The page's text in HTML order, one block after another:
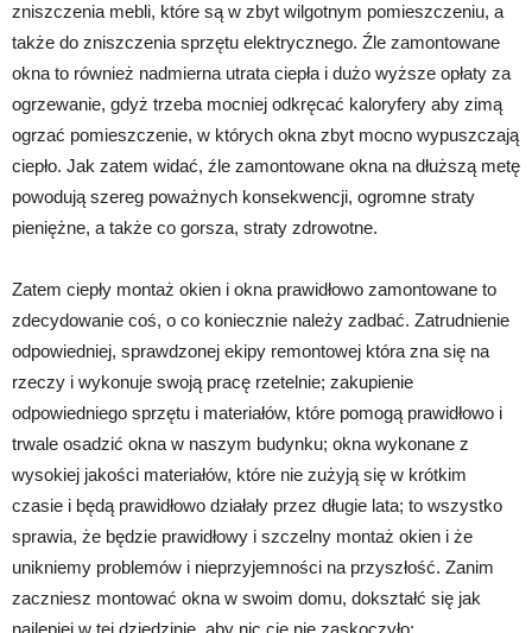
zniszczenia mebli, które są w zbyt wilgotnym pomieszczeniu, a
także do zniszczenia sprzętu elektrycznego. Źle zamontowane
okna to również nadmierna utrata ciepła i dużo wyższe opłaty za
ogrzewanie, gdyż trzeba mocniej odkręcać kaloryfery aby zimą
ogrzać pomieszczenie, w których okna zbyt mocno wypuszczają
ciepło. Jak zatem widać, źle zamontowane okna na dłuższą metę
powodują szereg poważnych konsekwencji, ogromne straty
pieniężne, a także co gorsza, straty zdrowotne.
Zatem ciepły montaż okien i okna prawidłowo zamontowane to
zdecydowanie coś, o co koniecznie należy zadbać. Zatrudnienie
odpowiedniej, sprawdzonej ekipy remontowej która zna się na
rzeczy i wykonuje swoją pracę rzetelnie; zakupienie
odpowiedniego sprzętu i materiałów, które pomogą prawidłowo i
trwale osadzić okna w naszym budynku; okna wykonane z
wysokiej jakości materiałów, które nie zużyją się w krótkim
czasie i będą prawidłowo działały przez długie lata; to wszystko
sprawia, że będzie prawidłowy i szczelny montaż okien i że
unikniemy problemów i nieprzyjemności na przyszłość. Zanim
zaczniesz montować okna w swoim domu, dokształć się jak